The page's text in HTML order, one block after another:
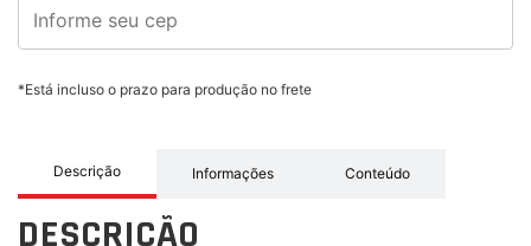
*Está incluso o prazo para produção no frete
Descrição Informações Conteúdo
DESCRIÇÃO